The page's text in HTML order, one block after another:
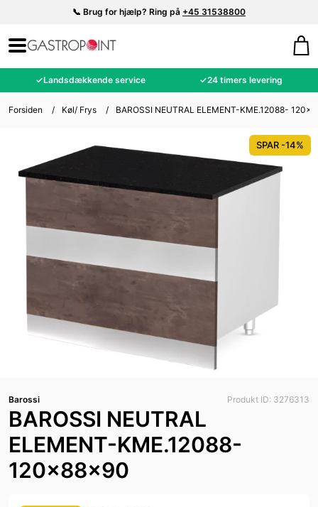
📞 Brug for hjælp? Ring på +45 31538800
✓Landsdækkende service ✓24 timers levering
Forsiden / Køl/ Frys / BAROSSI NEUTRAL ELEMENT-KME.12088-
SPAR -14%
Barossi Produkt ID: 3276313
BAROSSI NEUTRAL
ELEMENT-KME.12088-
120x88x90